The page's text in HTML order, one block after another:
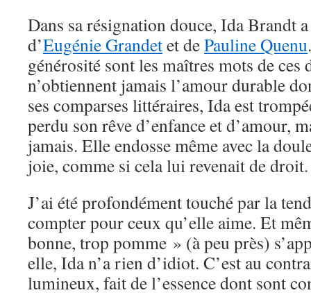
Dans sa résignation douce, Ida Brandt
d’Eugénie Grandetet dePauline Quenu
générosité sont les maîtres mots de ces
n’obtiennent jamais l’amour durable
ses comparses littéraires, Ida est
perdu son rêve d’enfance et d’amour,
jamais. Elle endosse même avec la
joie, comme si cela lui revenait de droit.
J’ai été profondément touché par la
compter pour ceux qu’elle aime. Et
bonne, trop pomme » (à peu près)
elle, Ida n’a rien d’idiot. C’est au
lumineux, fait de l’essence dont sont